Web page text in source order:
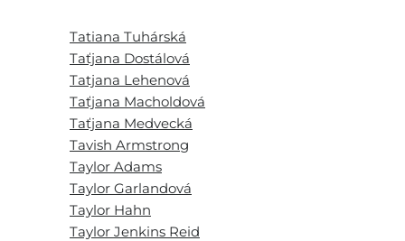
Tatiana Tuhárská
Taťjana Dostálová
Tatjana Lehenová
Taťjana Macholdová
Taťjana Medvecká
Tavish Armstrong
Taylor Adams
Taylor Garlandová
Taylor Hahn
Taylor Jenkins Reid